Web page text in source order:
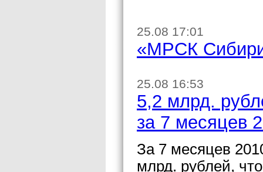
25.08 17:01
«МРСК
25.08 16:53
5,2 млрд.
за 7 месяцев
За 7 месяцев
млрд. рублей,